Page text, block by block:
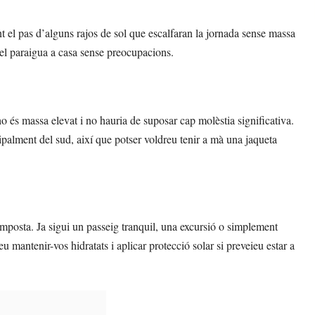
pas d’alguns rajos de sol que escalfaran la jornada sense massa
paraigua a casa sense preocupacions.
és massa elevat i no hauria de suposar cap molèstia significativa.
del sud, així que potser voldreu tenir a mà una jaqueta
Ja sigui un passeig tranquil, una excursió o simplement
mantenir-vos hidratats i aplicar protecció solar si preveieu estar a